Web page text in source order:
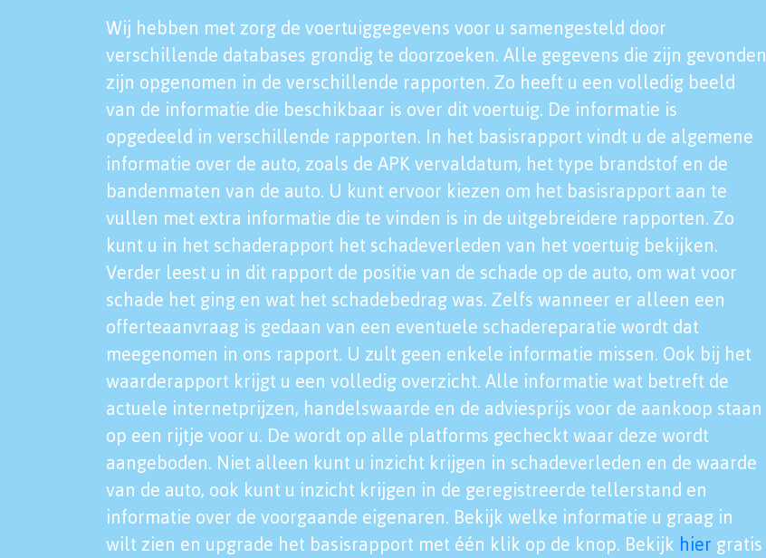
Wij hebben met zorg de voertuiggegevens voor u samengesteld door
verschillende databases grondig te doorzoeken. Alle gegevens die zijn gevonden
zijn opgenomen in de verschillende rapporten. Zo heeft u een volledig beeld
van de informatie die beschikbaar is over dit voertuig. De informatie is
opgedeeld in verschillende rapporten. In het basisrapport vindt u de algemene
informatie over de auto, zoals de APK vervaldatum, het type brandstof en de
bandenmaten van de auto. U kunt ervoor kiezen om het basisrapport aan te
vullen met extra informatie die te vinden is in de uitgebreidere rapporten. Zo
kunt u in het schaderapport het schadeverleden van het voertuig bekijken.
Verder leest u in dit rapport de positie van de schade op de auto, om wat voor
schade het ging en wat het schadebedrag was. Zelfs wanneer er alleen een
offerteaanvraag is gedaan van een eventuele schadereparatie wordt dat
meegenomen in ons rapport. U zult geen enkele informatie missen. Ook bij het
waarderapport krijgt u een volledig overzicht. Alle informatie wat betreft de
actuele internetprijzen, handelswaarde en de adviesprijs voor de aankoop staan
op een rijtje voor u. De wordt op alle platforms gecheckt waar deze wordt
aangeboden. Niet alleen kunt u inzicht krijgen in schadeverleden en de waarde
van de auto, ook kunt u inzicht krijgen in de geregistreerde tellerstand en
informatie over de voorgaande eigenaren. Bekijk welke informatie u graag in
wilt zien en upgrade het basisrapport met één klik op de knop. Bekijk hier gratis